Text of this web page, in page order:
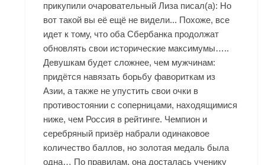
прикупили очаровательный Лиза писал(а): Но
вот такой вы её ещё не видели... Похоже, все
идет к тому, что оба Сбербанка продолжат
обновлять свои исторические максимумы…..
Девушкам будет сложнее, чем мужчинам:
придётся навязать борьбу фавориткам из
Азии, а также не упустить свои очки в
противостоянии с соперницами, находящимися
ниже, чем Россия в рейтинге. Чемпион и
серебряный призёр набрали одинаковое
количество баллов, но золотая медаль была
одна… По правилам, она досталась ученику